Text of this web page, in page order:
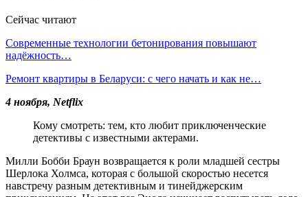
Сейчас читают
Современные технологии бетонирования повышают
надёжность…
Ремонт квартиры в Беларуси: с чего начать и как не…
4 ноября, Netflix
Кому смотреть: тем, кто любит приключенческие
детективы с известными актерами.
Милли Бобби Браун возвращается к роли младшей сестры
Шерлока Холмса, которая с большой скоростью несется
навстречу разным детективным и тинейджерским